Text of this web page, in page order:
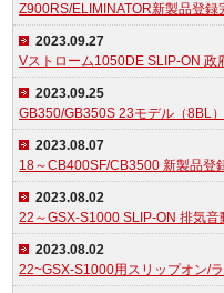
Z900RS/ELIMINATOR新製品登録
2023.09.27
Vストローム1050DE SLIP-ON 政
2023.09.25
GB350/GB350S 23モデル（8BL
2023.08.07
18～CB400SF/CB3500 新製品登
2023.08.02
22～GSX-S1000 SLIP-ON 排気音
2023.08.02
22~GSX-S1000用スリップオン/